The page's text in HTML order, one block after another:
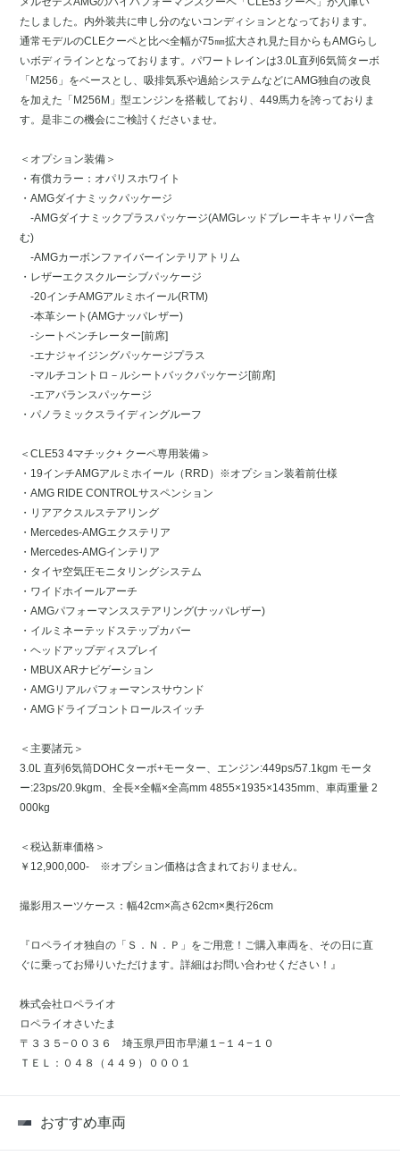
たしました。内外装共に申し分のないコンディションとなっております。
通常モデルのCLEクーペと比べ全幅が75㎜拡大され見た目からもAMGらし
いボディラインとなっております。パワートレインは3.0L直列6気筒ターボ
「M256」をベースとし、吸排気系や過給システムなどにAMG独自の改良
を加えた「M256M」型エンジンを搭載しており、449馬力を誇っておりま
す。是非この機会にご検討くださいませ。
＜オプション装備＞
・有償カラー：オパリスホワイト
・AMGダイナミックパッケージ
-AMGダイナミックプラスパッケージ(AMGレッドブレーキキャリパー含
む)
-AMGカーボンファイバーインテリアトリム
・レザーエクスクルーシブパッケージ
-20インチAMGアルミホイール(RTM)
-本革シート(AMGナッパレザー)
-シートベンチレーター[前席]
-エナジャイジングパッケージプラス
-マルチコントロ－ルシートバックパッケージ[前席]
-エアバランスパッケージ
・パノラミックスライディングルーフ
＜CLE53 4マチック+ クーペ専用装備＞
・19インチAMGアルミホイール（RRD）※オプション装着前仕様
・AMG RIDE CONTROLサスペンション
・リアアクスルステアリング
・Mercedes-AMGエクステリア
・Mercedes-AMGインテリア
・タイヤ空気圧モニタリングシステム
・ワイドホイールアーチ
・AMGパフォーマンスステアリング(ナッパレザー)
・イルミネーテッドステップカバー
・ヘッドアップディスプレイ
・MBUX ARナビゲーション
・AMGリアルパフォーマンスサウンド
・AMGドライブコントロールスイッチ
＜主要諸元＞
3.0L 直列6気筒DOHCターボ+モーター、エンジン:449ps/57.1kgm モータ
ー:23ps/20.9kgm、全長×全幅×全高mm 4855×1935×1435mm、車両重量 2
000kg
＜税込新車価格＞
￥12,900,000- ※オプション価格は含まれておりません。
撮影用スーツケース：幅42cm×高さ62cm×奥行26cm
『ロペライオ独自の「Ｓ．Ｎ．Ｐ」をご用意！ご購入車両を、その日に直
ぐに乗ってお帰りいただけます。詳細はお問い合わせください！』
株式会社ロペライオ
ロペライオさいたま
〒３３５−００３６ 埼玉県戸田市早瀬１−１４−１０
ＴＥＬ：０４８（４４９）０００１
おすすめ車両